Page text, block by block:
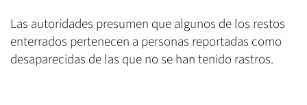
Las autoridades presumen que algunos de los restos
enterrados pertenecen a personas reportadas como
desaparecidas de las que no se han tenido rastros.